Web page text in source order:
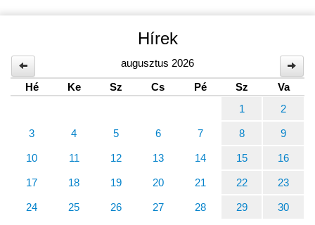
Hírek
augusztus 2026
Hé
Ke Sz Cs Pé Sz
Va
1
2
3 4 5 6 7 8 9
10 11 12 13 14 15 16
17 18 19 20 21 22 23
24 25 26 27 28 29 30